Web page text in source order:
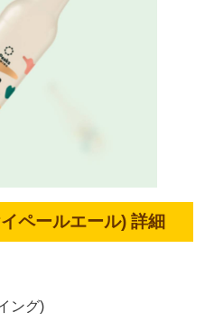
ペールエール) 詳細
ング)